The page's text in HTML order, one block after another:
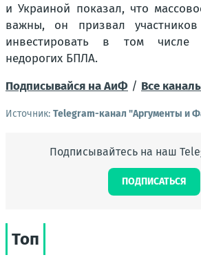
и Украиной показал, что
важны, он призвал
инвестировать в том числе
недорогих БПЛА.
Подписывайся на АиФ / Все
Источник: Telegram-канал "Аргументы и
Подписывайтесь на наш
ПОДПИСАТЬСЯ
Топ